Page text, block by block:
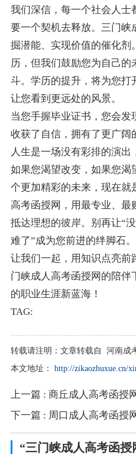
我们深信，每一个社会人士
要一个契机去释放。三门峡
掘潜能、实现价值的催化剂
历，但我们鼓励您为自己
斗。学历的提升，将为您打
让您看到更远处的风景。
当您手握毕业证书，您会发
收获了自信，拥有了更广阔
人生是一场没有彩排的演出
如果您渴望改变，如果您渴
个更加精彩的未来，现在就
高考函授网，用最专业、最
抵达理想的彼岸。别再让“
难了”成为您前进的绊脚石。
让我们一起，用知识点亮前
门峡成人高考函授网的陪伴
的职业生涯新蓝海！
TAG:
转载请注明： 文章转载自 河南成
本文地址：
http://zikaozhuxue.cn/
上一篇 : 商丘成人高考函授
下一篇 : 周口成人高考函授
“三门峡成人高考函授